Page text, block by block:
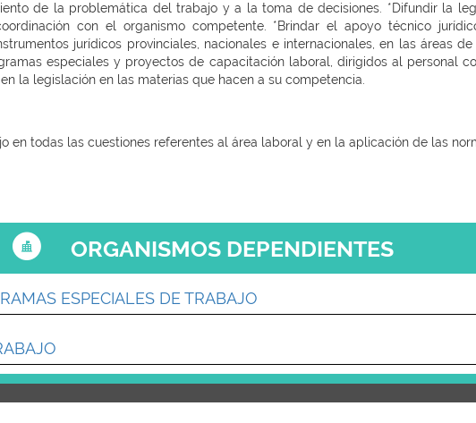
de la problemática del trabajo y a la toma de decisiones. *Difundir la
con el organismo competente. *Brindar el apoyo técnico
jurídicos provinciales, nacionales e internacionales, en las áreas
especiales y proyectos de capacitación laboral, dirigidos al personal
la legislación en las materias que hacen a su competencia.
en todas las cuestiones referentes al área laboral y en la aplicación de las
ORGANISMOS DEPENDIENTES
ESPECIALES DE TRABAJO